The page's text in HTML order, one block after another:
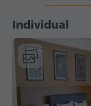
Individual